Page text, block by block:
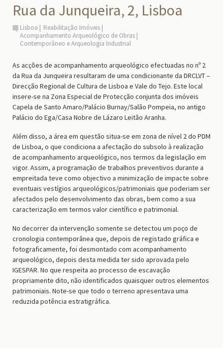
Rua da Junqueira, 2, Lisboa
Lisboa
Reabilitação Imóveis
Acompanhamento Arqueológico de Obras
Contemporâneo e Arqueologia Industrial
As acções de acompanhamento arqueológico efectuadas no nº 2
da Rua da Junqueira resultaram de uma condicionante da DRCLVT –
Direcção Regional de Cultura de Lisboa e Vale do Tejo. Este local
insere-se na Zona Especial de Protecção conjunta dos imóveis
Capela de Santo Amaro/Palácio Burnay/Salão Pompeia, no antigo
Palácio do Ega/Casa Nobre de Lázaro Leitão Aranha.
Além disso, a área em questão situa-se em zona de nível 2 do PDM
de Lisboa, o que condiciona a afectação do subsolo à realização
de acompanhamento arqueológico, nos termos da legislação em
vigor. Assim, a programação de trabalhos preventivos durante a
empreitada teve como objectivo a minimização de impacte sobre
eventuais vestígios arqueológicos/patrimoniais que poderiam ser
afectados pelo desenvolvimento das obras, bem como a sua
caracterização em termos valor científico e patrimonial.
No decorrer da intervenção somente se detectou um poço de
cronologia contemporânea que, depois de registado gráfica e
fotograficamente, foi desmontado com acompanhamento
arqueológico, depois desta medida ter sido aprovada pelo
IGESPAR. No que respeita ao processo de escavação
propriamente dito, não identificados quaisquer outros elementos
patrimoniais. Note-se que todo o terreno apresentava uma
reduzida potência estratigráfica.